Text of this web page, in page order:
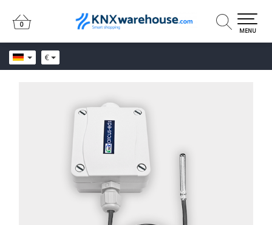
€
0
0
MENU